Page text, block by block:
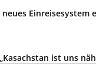
Einreisesystem
ist uns